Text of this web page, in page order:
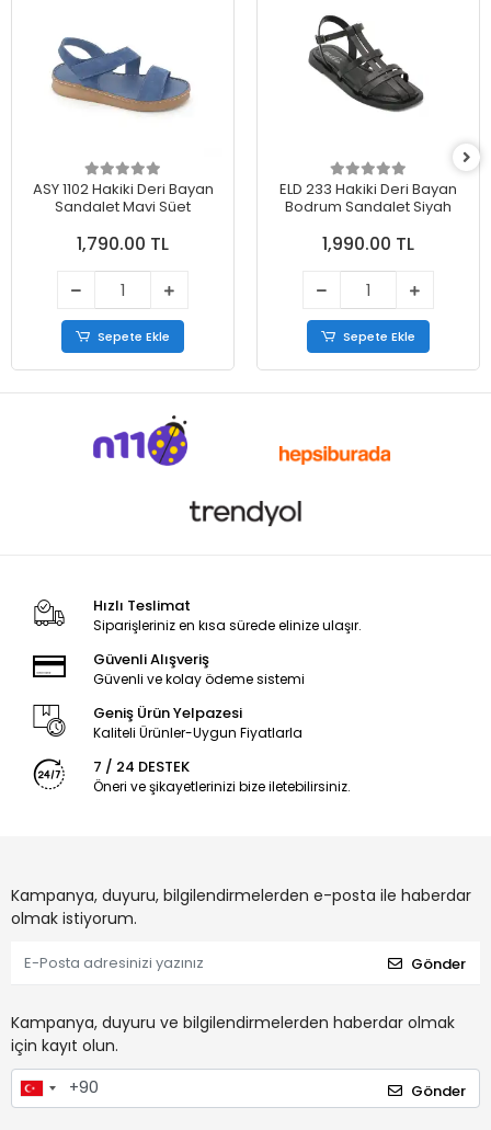
ASY 1102 Hakiki Deri Bayan
Sandalet Mavi Süet
1,790.00 TL
Sepete Ekle
ELD 233 Hakiki Deri Bayan
Bodrum Sandalet Siyah
1,990.00 TL
Sepete Ekle
Hızlı Teslimat
Siparişleriniz en kısa sürede elinize ulaşır.
Güvenli Alışveriş
Güvenli ve kolay ödeme sistemi
Geniş Ürün Yelpazesi
Kaliteli Ürünler-Uygun Fiyatlarla
7 / 24 DESTEK
Öneri ve şikayetlerinizi bize iletebilirsiniz.
Kampanya, duyuru, bilgilendirmelerden e-posta ile haberdar
olmak istiyorum.
Gönder
Kampanya, duyuru ve bilgilendirmelerden haberdar olmak
için kayıt olun.
Gönder